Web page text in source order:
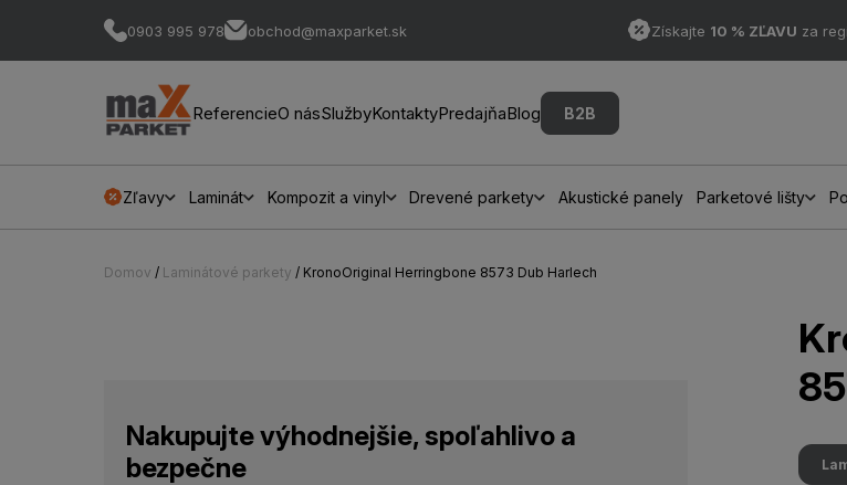
0903 995 978 obchod@maxparket.sk Získajte 10 % ZĽAVU za
ReferencieO násSlužbyKontaktyPredajňaBlog B2B
Zľavy Laminát Kompozit a vinyl Drevené parkety Akustické panely Parketové lišty
Domov / Laminátové parkety / KronoOriginal Herringbone 8573 Dub Harlech
Nakupujte výhodnejšie, spoľahlivo a
bezpečne